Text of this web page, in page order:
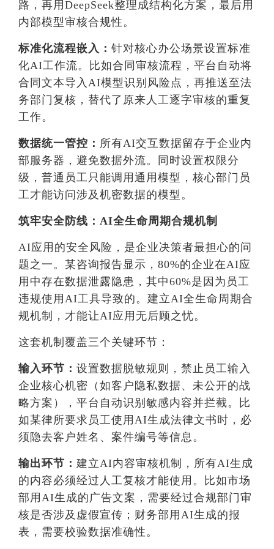
路，再用DeepSeek整理成结构化方案，最后用
内部模型审核合规性。
标准化流程嵌入： 针对核心办公场景设置标准
化AI工作流。比如合同审核流程，平台自动将
合同文本导入AI模型识别风险点，再推送至法
务部门复核，替代了原来人工逐字审核的重复
工作。
数据统一管控： 所有AI交互数据留存于企业内
部服务器，避免数据外流。同时设置权限分
级，普通员工只能调用通用模型，核心部门员
工才能访问涉及机密数据的模型。
筑牢安全防线：AI全生命周期合规机制
AI应用的安全风险，是企业决策者最担心的问
题之一。某咨询报告显示，80%的企业在AI应
用中存在数据泄露隐患，其中60%是因为员工
违规使用AI工具导致的。建立AI全生命周期合
规机制，才能让AI应用无后顾之忧。
这套机制覆盖三个关键环节：
输入环节： 设置数据脱敏规则，禁止员工输入
企业核心机密（如客户隐私数据、未公开的战
略方案），平台自动识别敏感内容并拦截。比
如某律所要求员工使用AI生成法律文书时，必
须隐去客户姓名、案件编号等信息。
输出环节： 建立AI内容审核机制，所有AI生成
的内容必须经过人工复核才能使用。比如市场
部用AI生成的广告文案，需要经过合规部门审
核是否涉及虚假宣传；财务部用AI生成的报
表，需要校验数据准确性。